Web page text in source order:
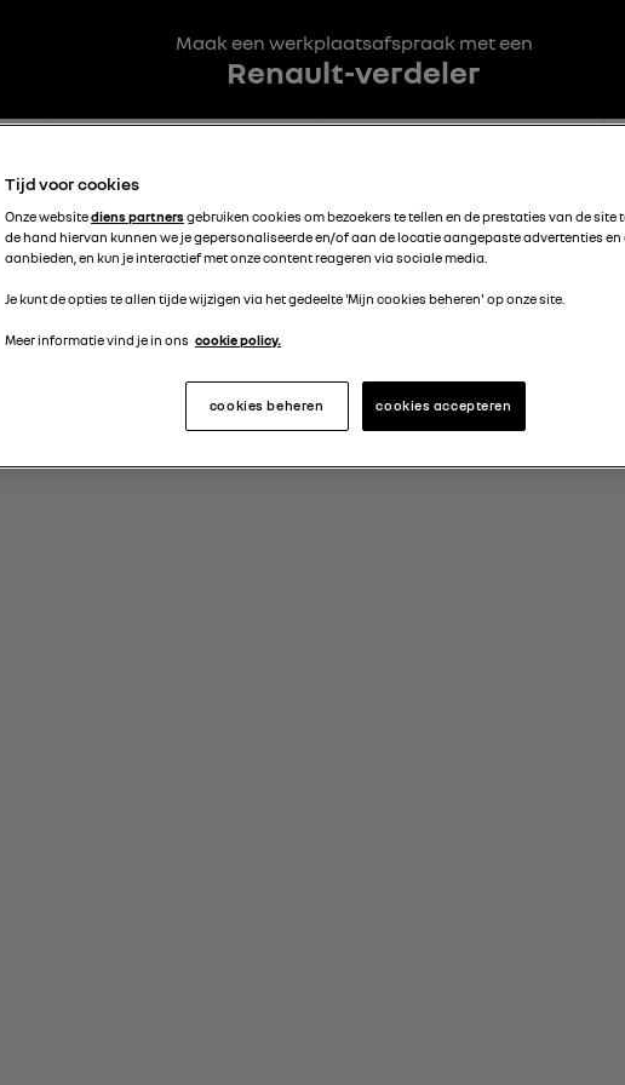
Maak een werkplaatsafspraak met een
Renault-verdeler
In mijn buurt OF
Tijd voor cookies
Onze websitediens partnersgebruiken cookies om bezoekers te tellen en de prestaties van de site
de hand hiervan kunnen we je gepersonaliseerde en/of aan de locatie aangepaste advertenties
aanbieden, en kun je interactief met onze content reageren via sociale media.
Je kunt de opties te allen tijde wijzigen via het gedeelte 'Mijn cookies beheren' op onze site.
Meer informatie vind je in ons cookie policy.
cookies accepteren
cookies beheren